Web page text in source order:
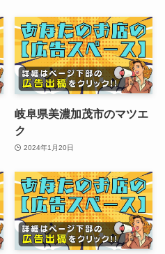
岐阜県美濃加茂市のマツエ
ク
2024年1月20日